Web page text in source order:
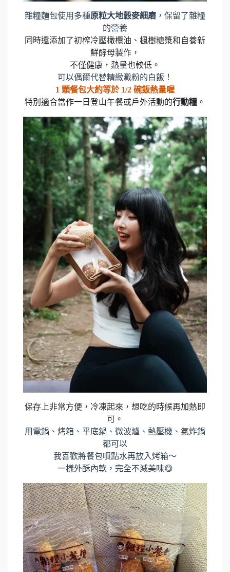
雜糧麵包使用多種原粒大地穀麥細磨 ，保留了雜糧
的營養
同時還添加了初榨冷壓橄欖油、楓樹糖漿和自養新
鮮酵母製作，
不僅健康，熱量也較低。
可以偶爾代替精緻澱粉的白飯！
1 顆餐包大約等於 1/2 碗飯熱量喔
特別適合當作一日登山午餐或戶外活動的行動糧 。
保存上非常方便，冷凍起來，想吃的時候再加熱即
可。
用電鍋、烤箱、平底鍋、微波爐、熱壓機、氣炸鍋
都可以
我喜歡將餐包噴點水再放入烤箱～
一樣外酥內軟，完全不減美味😋